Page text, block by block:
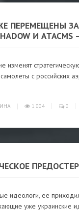
ПЕРЕМЕЩЕНЫ
И ATACMS
с российских
1 004 0
идеологи, её
уже украинские